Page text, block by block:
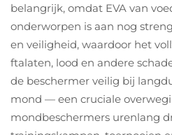
belangrijk, omdat EVA van
onderworpen is aan nog
en veiligheid, waardoor het
ftalaten, lood en andere
de beschermer veilig bij
mond — een cruciale
mondbeschermers urenlang